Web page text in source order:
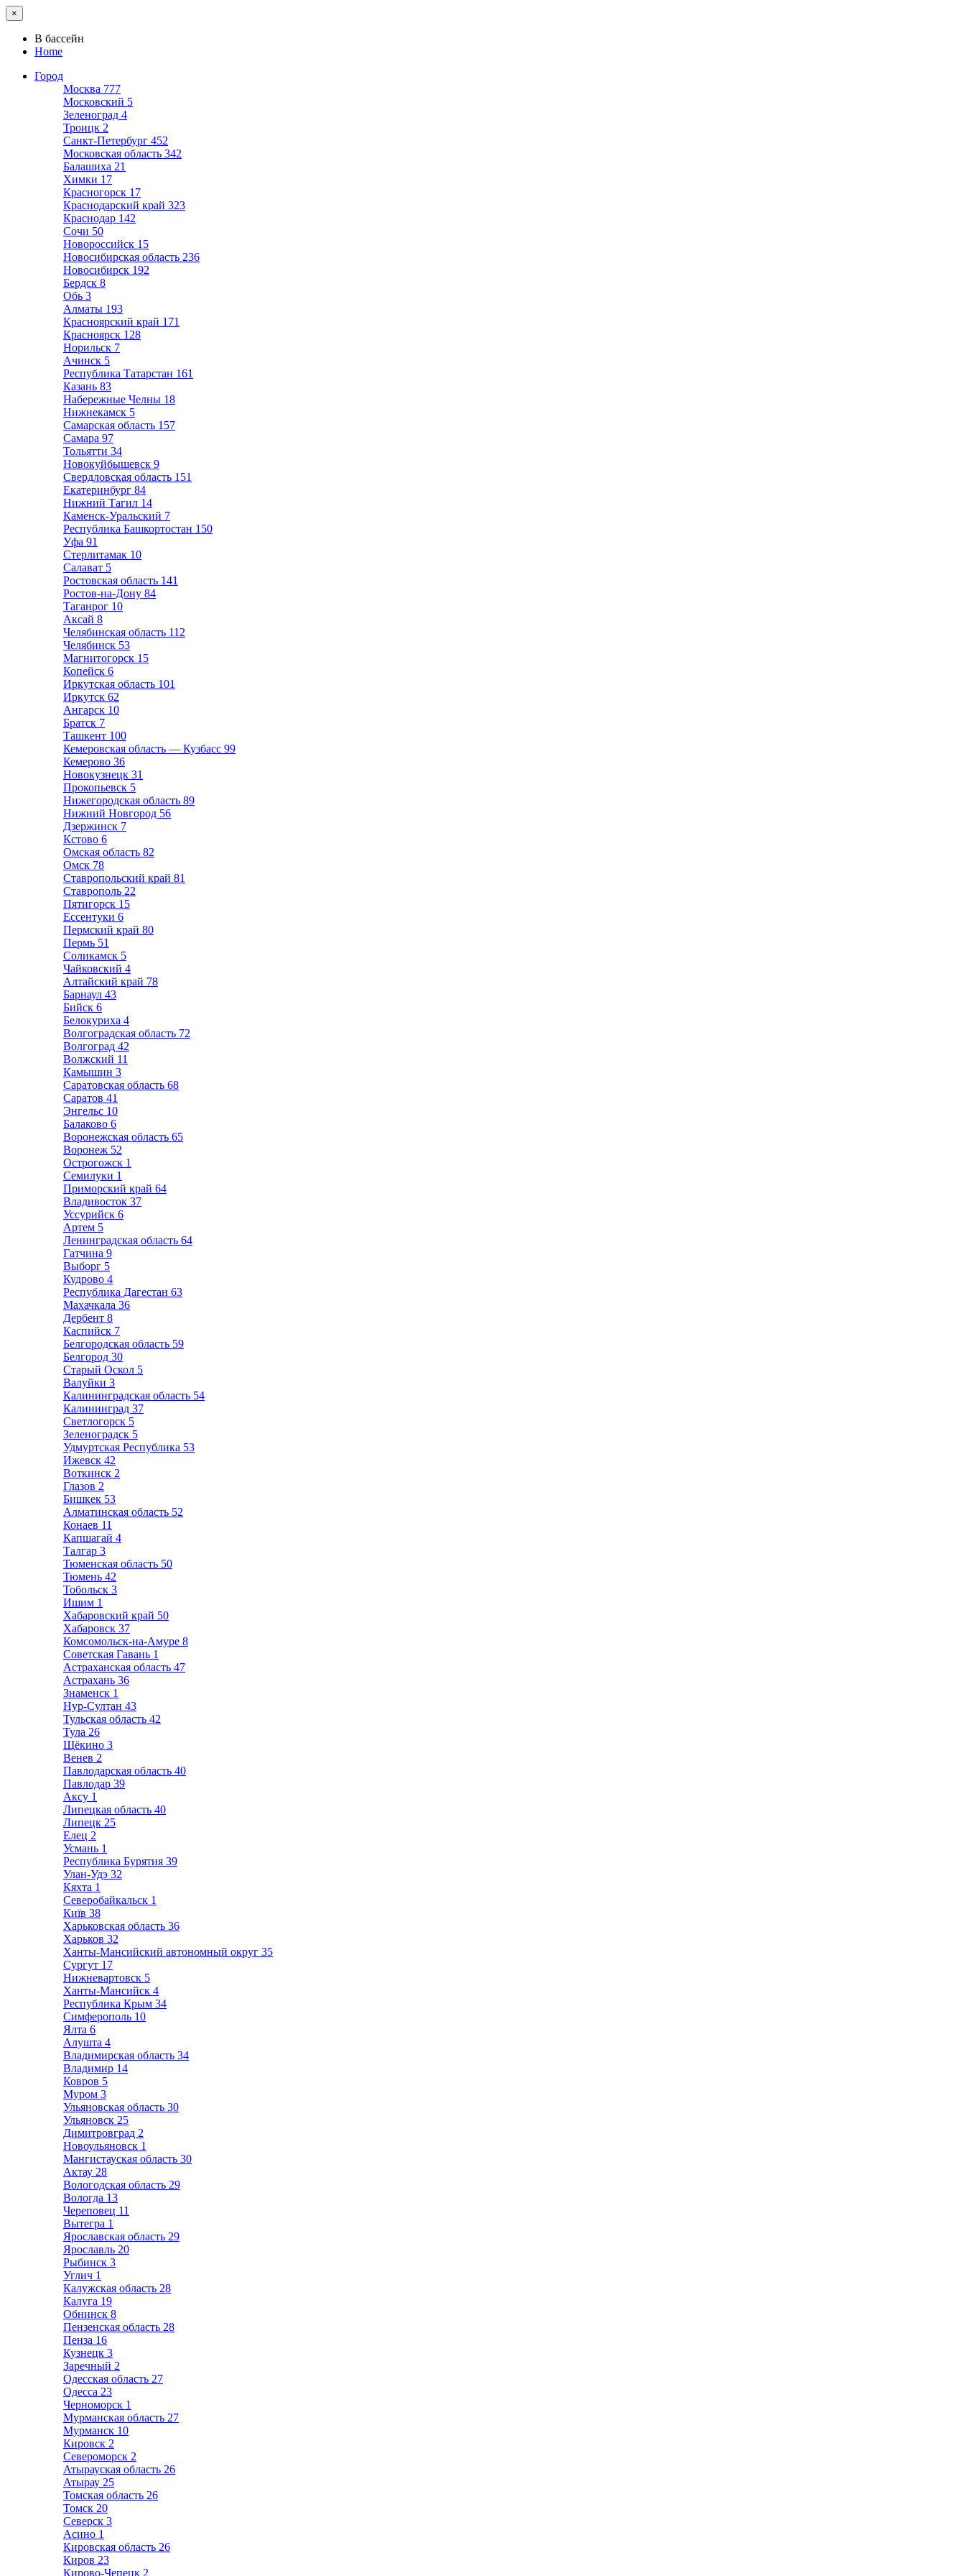
×
В бассейн
Home
Город
Москва 777
Московский 5
Зеленоград 4
Троицк 2
Санкт-Петербург 452
Московская область 342
Балашиха 21
Химки 17
Красногорск 17
Краснодарский край 323
Краснодар 142
Сочи 50
Новороссийск 15
Новосибирская область 236
Новосибирск 192
Бердск 8
Обь 3
Алматы 193
Красноярский край 171
Красноярск 128
Норильск 7
Ачинск 5
Республика Татарстан 161
Казань 83
Набережные Челны 18
Нижнекамск 5
Самарская область 157
Самара 97
Тольятти 34
Новокуйбышевск 9
Свердловская область 151
Екатеринбург 84
Нижний Тагил 14
Каменск-Уральский 7
Республика Башкортостан 150
Уфа 91
Стерлитамак 10
Салават 5
Ростовская область 141
Ростов-на-Дону 84
Таганрог 10
Аксай 8
Челябинская область 112
Челябинск 53
Магнитогорск 15
Копейск 6
Иркутская область 101
Иркутск 62
Ангарск 10
Братск 7
Ташкент 100
Кемеровская область — Кузбасс 99
Кемерово 36
Новокузнецк 31
Прокопьевск 5
Нижегородская область 89
Нижний Новгород 56
Дзержинск 7
Кстово 6
Омская область 82
Омск 78
Ставропольский край 81
Ставрополь 22
Пятигорск 15
Ессентуки 6
Пермский край 80
Пермь 51
Соликамск 5
Чайковский 4
Алтайский край 78
Барнаул 43
Бийск 6
Белокуриха 4
Волгоградская область 72
Волгоград 42
Волжский 11
Камышин 3
Саратовская область 68
Саратов 41
Энгельс 10
Балаково 6
Воронежская область 65
Воронеж 52
Острогожск 1
Семилуки 1
Приморский край 64
Владивосток 37
Уссурийск 6
Артем 5
Ленинградская область 64
Гатчина 9
Выборг 5
Кудрово 4
Республика Дагестан 63
Махачкала 36
Дербент 8
Каспийск 7
Белгородская область 59
Белгород 30
Старый Оскол 5
Валуйки 3
Калининградская область 54
Калининград 37
Светлогорск 5
Зеленоградск 5
Удмуртская Республика 53
Ижевск 42
Воткинск 2
Глазов 2
Бишкек 53
Алматинская область 52
Конаев 11
Капшагай 4
Талгар 3
Тюменская область 50
Тюмень 42
Тобольск 3
Ишим 1
Хабаровский край 50
Хабаровск 37
Комсомольск-на-Амуре 8
Советская Гавань 1
Астраханская область 47
Астрахань 36
Знаменск 1
Нур-Султан 43
Тульская область 42
Тула 26
Щёкино 3
Венев 2
Павлодарская область 40
Павлодар 39
Аксу 1
Липецкая область 40
Липецк 25
Елец 2
Усмань 1
Республика Бурятия 39
Улан-Удэ 32
Кяхта 1
Северобайкальск 1
Київ 38
Харьковская область 36
Харьков 32
Ханты-Мансийский автономный округ 35
Сургут 17
Нижневартовск 5
Ханты-Мансийск 4
Республика Крым 34
Симферополь 10
Ялта 6
Алушта 4
Владимирская область 34
Владимир 14
Ковров 5
Муром 3
Ульяновская область 30
Ульяновск 25
Димитровград 2
Новоульяновск 1
Мангистауская область 30
Актау 28
Вологодская область 29
Вологда 13
Череповец 11
Вытегра 1
Ярославская область 29
Ярославль 20
Рыбинск 3
Углич 1
Калужская область 28
Калуга 19
Обнинск 8
Пензенская область 28
Пенза 16
Кузнецк 3
Заречный 2
Одесская область 27
Одесса 23
Черноморск 1
Мурманская область 27
Мурманск 10
Кировск 2
Североморск 2
Атырауская область 26
Атырау 25
Томская область 26
Томск 20
Северск 3
Асино 1
Кировская область 26
Киров 23
Кирово-Чепецк 2